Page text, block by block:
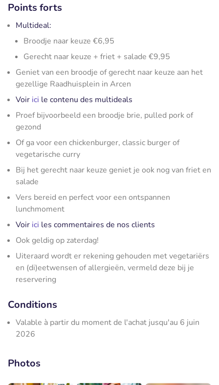
Points forts
Multideal:
Broodje naar keuze €6,95
Gerecht naar keuze + friet + salade €9,95
Geniet van een broodje of gerecht naar keuze aan het
gezellige Raadhuisplein in Arcen
Voir ici le contenu des multideals
Proef bijvoorbeeld een broodje brie, pulled pork of
gezond
Of ga voor een chickenburger, classic burger of
vegetarische curry
Bij het gerecht naar keuze geniet je ook nog van friet en
salade
Vers bereid en perfect voor een ontspannen
lunchmoment
Voir ici les commentaires de nos clients
Ook geldig op zaterdag!
Uiteraard wordt er rekening gehouden met vegetariërs
en (di)eetwensen of allergieën, vermeld deze bij je
reservering
Conditions
Valable à partir du moment de l'achat jusqu'au 6 juin
2026
Photos